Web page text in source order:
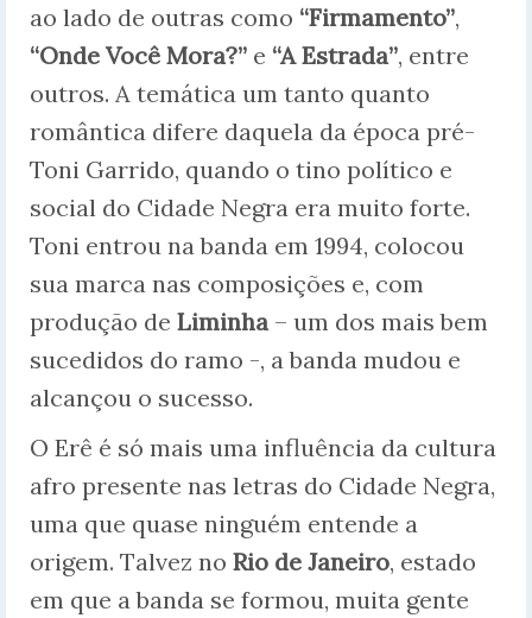
ao lado de outras como “Firmamento”,
“Onde Você Mora?” e “A Estrada”, entre
outros. A temática um tanto quanto
romântica difere daquela da época pré-
Toni Garrido, quando o tino político e
social do Cidade Negra era muito forte.
Toni entrou na banda em 1994, colocou
sua marca nas composições e, com
produção de Liminha – um dos mais bem
sucedidos do ramo -, a banda mudou e
alcançou o sucesso.
O Erê é só mais uma influência da cultura
afro presente nas letras do Cidade Negra,
uma que quase ninguém entende a
origem. Talvez no Rio de Janeiro, estado
em que a banda se formou, muita gente